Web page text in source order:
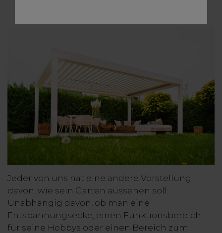
Jeder von uns hat eine andere Vorstellung
davon, wie sein Garten aussehen soll:
Unabhängig davon, ob man eine
Entspannungsecke, einen Funktionsbereich
für seine Hobbys oder einen Bereich zum